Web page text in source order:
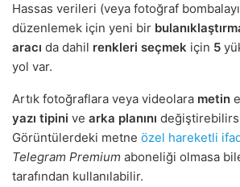
Hassas verileri (veya fotoğraf
düzenlemek için yeni bir
aracı da dahil renkleri seçmek için 5
yol var.
Artık fotoğraflara veya videolara metin
yazı tipini ve arka planını
Görüntülerdeki metne özel hareketli
Telegram Premium aboneliği olmasa
tarafından kullanılabilir.